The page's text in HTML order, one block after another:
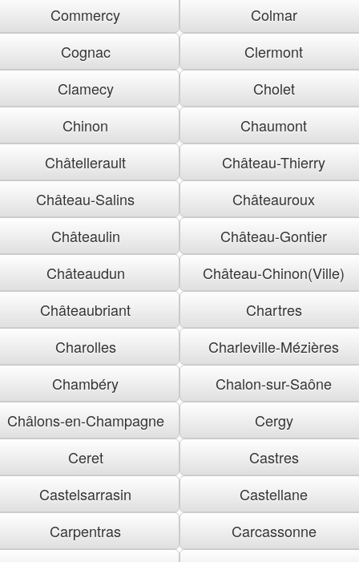
Commercy
Colmar
Cognac
Clermont
Clamecy
Cholet
Chinon
Chaumont
Châtellerault
Château-Thierry
Château-Salins
Châteauroux
Châteaulin
Château-Gontier
Châteaudun
Château-Chinon(Ville)
Châteaubriant
Chartres
Charolles
Charleville-Mézières
Chambéry
Chalon-sur-Saône
Châlons-en-Champagne
Cergy
Ceret
Castres
Castelsarrasin
Castellane
Carpentras
Carcassonne